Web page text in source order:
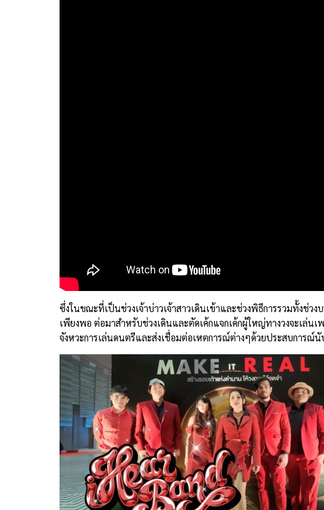
ซึ่งในขณะที่เป็นช่วงเจ้าบ่าวเจ้าสาวเดินเข้าและช่วงพิธีการรวมทั้งช่ว
เพียงพอ ต่อมาสำหรับช่วงเดินและตัดเค้กแจกเค้กผู้ใหญ่ทางวงจะเล่นเ
จังหวะการเล่นดนตรีและส่งเชื่อมต่อเหตการณ์ต่างๆด้วยประสบการณ์นั